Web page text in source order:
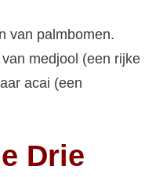
van palmbomen.
medjool (een rijke
acai (een
Drie